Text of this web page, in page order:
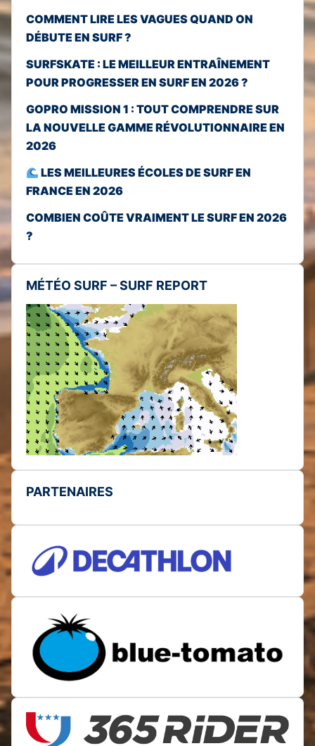
COMMENT LIRE LES VAGUES QUAND ON
DÉBUTE EN SURF ?
SURFSKATE : LE MEILLEUR ENTRAÎNEMENT
POUR PROGRESSER EN SURF EN 2026 ?
GOPRO MISSION 1 : TOUT COMPRENDRE SUR
LA NOUVELLE GAMME RÉVOLUTIONNAIRE EN
2026
LES MEILLEURES ÉCOLES DE SURF EN
FRANCE EN 2026
COMBIEN COÛTE VRAIMENT LE SURF EN 2026
?
MÉTÉO SURF – SURF REPORT
PARTENAIRES